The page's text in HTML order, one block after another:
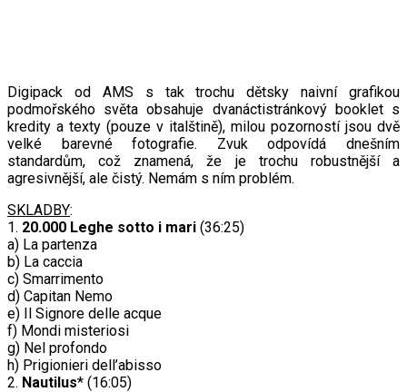
Digipack od AMS s tak trochu dětsky naivní grafikou
podmořského světa obsahuje dvanáctistránkový booklet s
kredity a texty (pouze v italštině), milou pozorností jsou dvě
velké barevné fotografie. Zvuk odpovídá dnešním
standardům, což znamená, že je trochu robustnější a
agresivnější, ale čistý. Nemám s ním problém.
SKLADBY:
1. 20.000 Leghe sotto i mari (36:25)
a) La partenza
b) La caccia
c) Smarrimento
d) Capitan Nemo
e) Il Signore delle acque
f) Mondi misteriosi
g) Nel profondo
h) Prigionieri dell’abisso
2. Nautilus* (16:05)